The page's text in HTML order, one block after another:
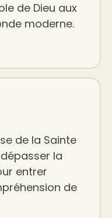
de Dieu aux
moderne.
de la Sainte
la
entrer
de